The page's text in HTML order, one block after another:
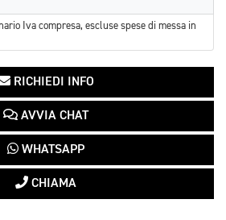
Iva compresa, escluse spese di messa in
RICHIEDI INFO
AVVIA CHAT
WHATSAPP
CHIAMA